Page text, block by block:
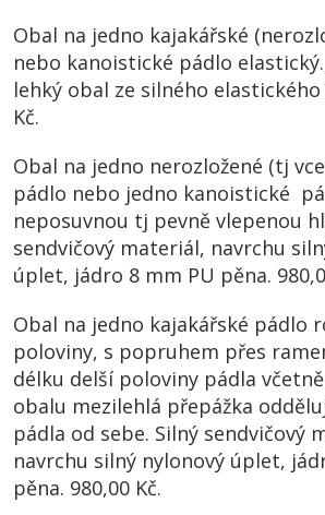
Obal na jedno kajakářské
nebo kanoistické pádlo
lehký obal ze silného
Kč.
Obal na jedno nerozložené (tj
pádlo nebo jedno kanoistické
neposuvnou tj pevně vlepenou
sendvičový materiál, navrchu
úplet, jádro 8 mm PU pěna.
Obal na jedno kajakářské pádlo
poloviny, s popruhem přes
délku delší poloviny pádla
obalu mezilehlá přepážka
pádla od sebe. Silný sendvičový
navrchu silný nylonový úplet,
pěna. 980,00 Kč.